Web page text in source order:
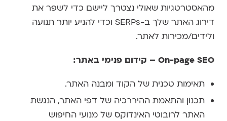
מהאסטרטגיות שאולי נצטרך ליישם כדי לשפר את
דירוג האתר שלך ב-SERPs וכדי להניע יותר תנועה
ולידים/מכירות לאתר.
On-page SEO – קידום פנימי באתר:
תאימות טכנית של הקוד ומבנה האתר.
תכנון והתאמת ההיררכיה של דפי האתר, הנגשת
האתר לרובוטי האינדוקס של מנועי החיפוש